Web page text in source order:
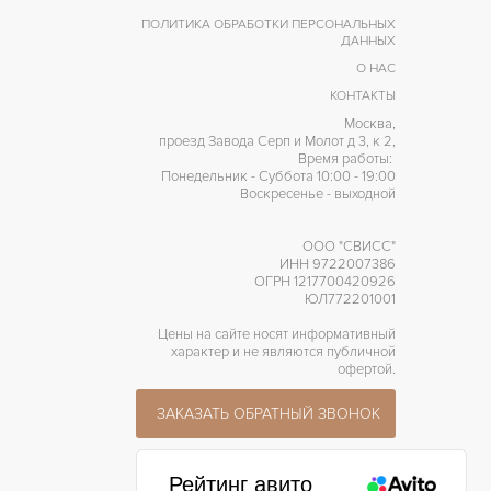
ПОЛИТИКА ОБРАБОТКИ ПЕРСОНАЛЬНЫХ
ДАННЫХ
О НАС
КОНТАКТЫ
Москва,
проезд Завода Серп и Молот д 3, к 2,
Время работы:
Понедельник - Суббота 10:00 - 19:00
Воскресенье - выходной
ООО "СВИСС"
ИНН 9722007386
ОГРН 1217700420926
ЮЛ772201001
Цены на сайте носят информативный
характер и не являются публичной
офертой.
ЗАКАЗАТЬ ОБРАТНЫЙ ЗВОНОК
Рейтинг авито